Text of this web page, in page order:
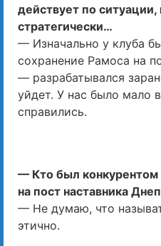
действует по
стратегически…
— Изначально у клуба
сохранение Рамоса на
— разрабатывался
уйдет. У нас было мало
справились.
— Кто был
на пост наставника
— Не думаю, что
этично.